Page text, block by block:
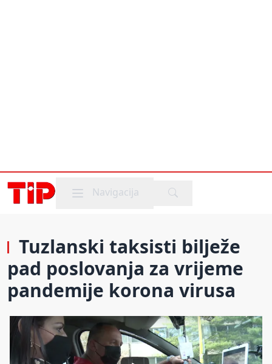
Mobile menu
Navigacija
Tuzlanski taksisti bilježe
pad poslovanja za vrijeme
pandemije korona virusa